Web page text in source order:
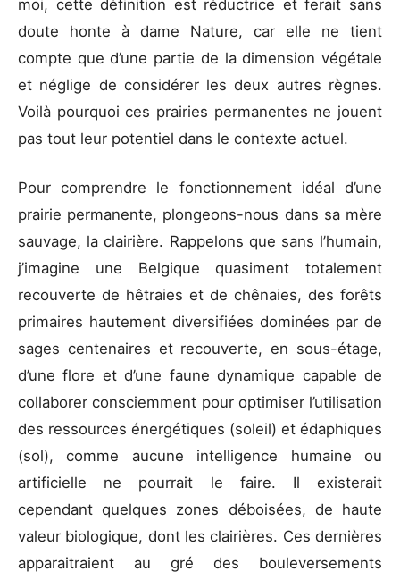
moi, cette définition est réductrice et ferait sans
doute honte à dame Nature, car elle ne tient
compte que d’une partie de la dimension végétale
et néglige de considérer les deux autres règnes.
Voilà pourquoi ces prairies permanentes ne jouent
pas tout leur potentiel dans le contexte actuel.
Pour comprendre le fonctionnement idéal d’une
prairie permanente, plongeons-nous dans sa mère
sauvage, la clairière. Rappelons que sans l’humain,
j’imagine une Belgique quasiment totalement
recouverte de hêtraies et de chênaies, des forêts
primaires hautement diversifiées dominées par de
sages centenaires et recouverte, en sous-étage,
d’une flore et d’une faune dynamique capable de
collaborer consciemment pour optimiser l’utilisation
des ressources énergétiques (soleil) et édaphiques
(sol), comme aucune intelligence humaine ou
artificielle ne pourrait le faire. Il existerait
cependant quelques zones déboisées, de haute
valeur biologique, dont les clairières. Ces dernières
apparaitraient au gré des bouleversements